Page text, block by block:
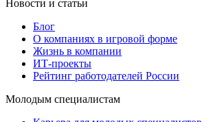
Новости и статьи
Блог
О компаниях в игровой форме
Жизнь в компании
ИТ-проекты
Рейтинг работодателей России
Молодым специалистам